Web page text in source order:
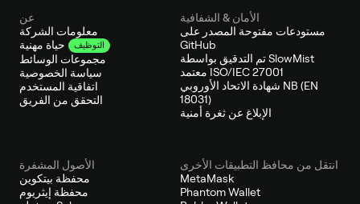
عن
معلومات الشركة
حياة مهنية
التوظيف
مجموعات الوسائط
سياسة الخصوصية
اتفاقية المستخدم
التحقق من الفريق
الأمان & الشفافية
مستودعات مفتوحة المصدر على
GitHub
تم التدقيق بواسطة SlowMist
معتمد ISO/IEC 27001
شهادة الاتحاد الأوروبي NB (EN
18031)
الإبلاغ عن ثغرة أمنية
الأصول المشفرة
محفظة بيتكوين
محفظة إيثريوم
انتقل من محافظ التطبيقات الأخرى
MetaMask
Phantom Wallet